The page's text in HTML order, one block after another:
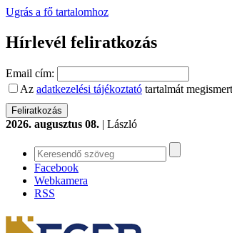
Ugrás a fő tartalomhoz
Hírlevél feliratkozás
Email cím:
Az adatkezelési tájékoztató tartalmát
2026. augusztus 08. | László
Facebook
Webkamera
RSS